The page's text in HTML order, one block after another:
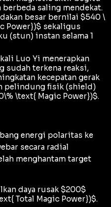
saling mendekat.
besar bernilai $540 \
Power})$ sekaligus
(stun) instan selama 1
Luo Yi menerapkan
sudah terkena reaksi,
kecepatan gerak
pelindung fisik (shield)
\text{ Magic Power})$.
energi polaritas ke
secara radial
menghantam target
daya rusak $200$
Total Magic Power})$.